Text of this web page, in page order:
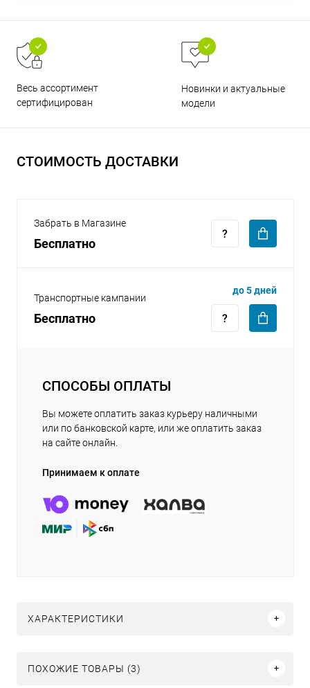
Весь ассортимент
сертифицирован
Новинки и актуальные
модели
СТОИМОСТЬ ДОСТАВКИ
Забрать в Магазине
Бесплатно
Транспортные кампании
Бесплатно
до 5 дней
СПОСОБЫ ОПЛАТЫ
Вы можете оплатить заказ курьеру наличными
или по банковской карте, или же оплатить заказ
на сайте онлайн.
Принимаем к оплате
ХАРАКТЕРИСТИКИ
ПОХОЖИЕ ТОВАРЫ (3)